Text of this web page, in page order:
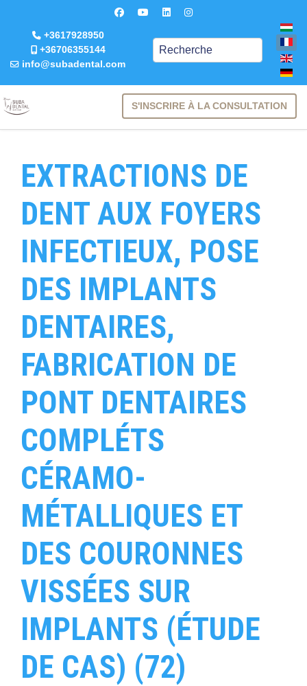
Keresés
+3617928950
+36706355144
info@subadental.com
S'INSCRIRE À LA CONSULTATION
EXTRACTIONS DE
DENT AUX FOYERS
INFECTIEUX, POSE
DES IMPLANTS
DENTAIRES,
FABRICATION DE
PONT DENTAIRES
COMPLÉTS
CÉRAMO-
MÉTALLIQUES ET
DES COURONNES
VISSÉES SUR
IMPLANTS (ÉTUDE
DE CAS) (72)